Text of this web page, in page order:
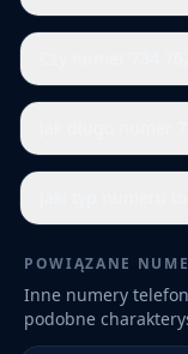
POWIĄZANE
Inne numery
podobne